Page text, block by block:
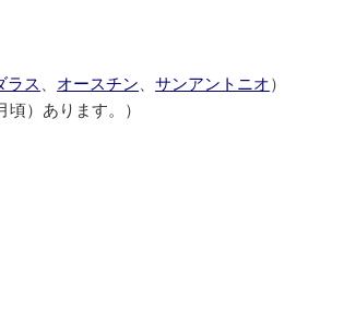
ラス オースチン 、サンアントニオ）
頃）あります。）